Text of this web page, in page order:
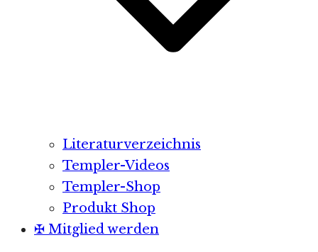
Literaturverzeichnis
Templer-Videos
Templer-Shop
Produkt Shop
✠ Mitglied werden